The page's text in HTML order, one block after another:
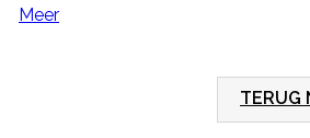
Meer
TERUG